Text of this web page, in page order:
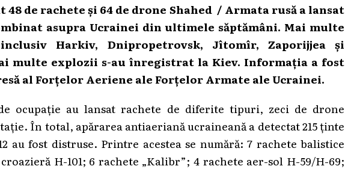
de rachete și 64 de drone Shahed / Armata rusă a lansat
asupra Ucrainei din ultimele săptămâni. Mai multe
Harkiv, Dnipropetrovsk, Jîtomîr, Zaporijjea și
multe explozii s-au înregistrat la Kiev. Informația a fost
al Forțelor Aeriene ale Forțelor Armate ale Ucrainei.
ocupație au lansat rachete de diferite tipuri, zeci de drone
În total, apărarea antiaeriană ucraineană a detectat 215 ținte
au fost distruse. Printre acestea se numără: 7 rachete balistice
H-101; 6 rachete „Kalibr”; 4 rachete aer-sol H-59/H-69;